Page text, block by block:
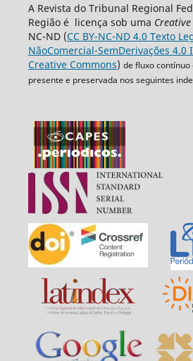
A Revista do Tribunal Regional
Região é licença sob uma
NC-ND (CC BY-NC-ND 4.0 Texto
NãoComercial-SemDerivações
Creative Commons) de fluxo contínuo
presente e preservada nos seguintes